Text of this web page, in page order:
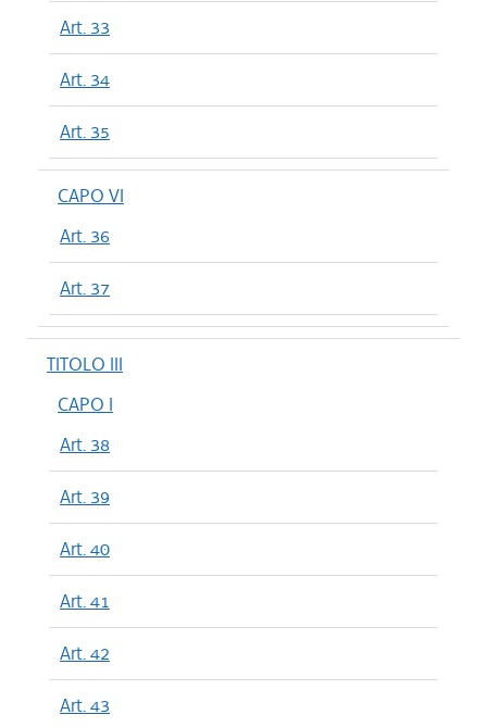
Art. 33
Art. 34
Art. 35
CAPO VI
Art. 36
Art. 37
TITOLO III
CAPO I
Art. 38
Art. 39
Art. 40
Art. 41
Art. 42
Art. 43